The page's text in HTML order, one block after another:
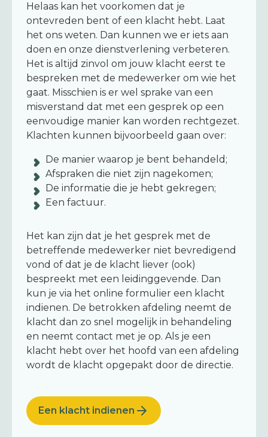
Helaas kan het voorkomen dat je
ontevreden bent of een klacht hebt. Laat
het ons weten. Dan kunnen we er iets aan
doen en onze dienstverlening verbeteren.
Het is altijd zinvol om jouw klacht eerst te
bespreken met de medewerker om wie het
gaat. Misschien is er wel sprake van een
misverstand dat met een gesprek op een
eenvoudige manier kan worden rechtgezet.
Klachten kunnen bijvoorbeeld gaan over:
De manier waarop je bent behandeld;
Afspraken die niet zijn nagekomen;
De informatie die je hebt gekregen;
Een factuur.
Het kan zijn dat je het gesprek met de
betreffende medewerker niet bevredigend
vond of dat je de klacht liever (ook)
bespreekt met een leidinggevende. Dan
kun je via het online formulier een klacht
indienen. De betrokken afdeling neemt de
klacht dan zo snel mogelijk in behandeling
en neemt contact met je op. Als je een
klacht hebt over het hoofd van een afdeling
wordt de klacht opgepakt door de directie.
Een klacht indienen